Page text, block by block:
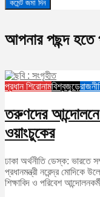
আপনার পছন্দ হতে
প্রধান শিরোনামবিশ্বজুড়ে
তরুণদের আন্দোলনে
ওয়াংচুকের
ঢাকা অর্থনীতি ডেস্ক: ভারতে
প্রধানমন্ত্রী নরেন্দ্র মোদিকে
শিক্ষাবিদ ও পরিবেশ